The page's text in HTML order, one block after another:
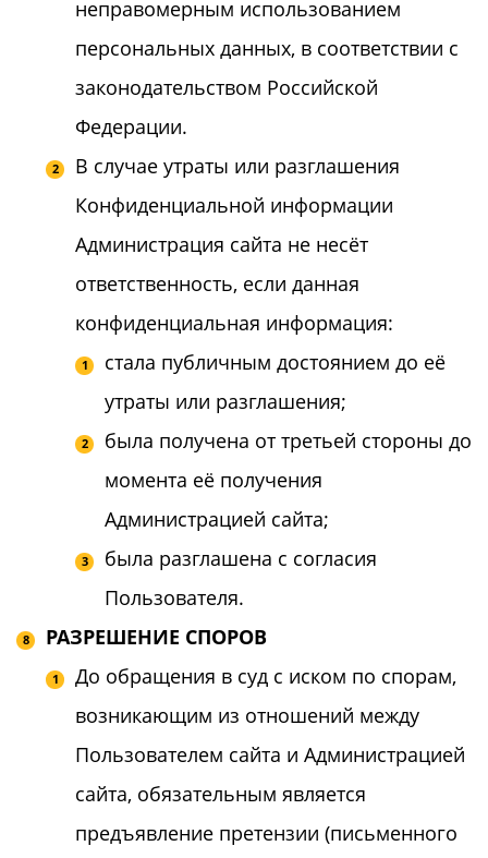
неправомерным использованием
персональных данных, в соответствии с
законодательством Российской
Федерации.
В случае утраты или разглашения
Конфиденциальной информации
Администрация сайта не несёт
ответственность, если данная
конфиденциальная информация:
стала публичным достоянием до её
утраты или разглашения;
была получена от третьей стороны до
момента её получения
Администрацией сайта;
была разглашена с согласия
Пользователя.
РАЗРЕШЕНИЕ СПОРОВ
До обращения в суд с иском по спорам,
возникающим из отношений между
Пользователем сайта и Администрацией
сайта, обязательным является
предъявление претензии (письменного